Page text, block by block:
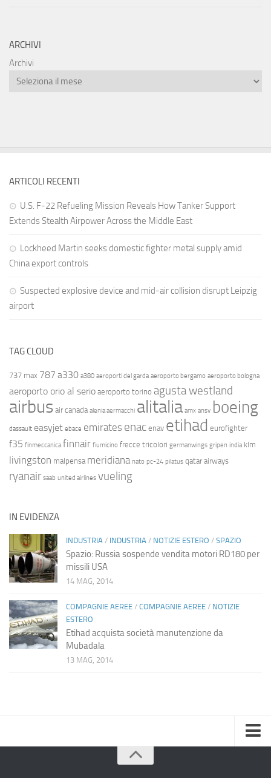
ARCHIVI
Archivi
ARTICOLI RECENTI
U.S. F-22 Refueling Mission Reveals How Tanker Support
Extends Stealth Airpower Across the Middle East
Lockheed Martin seeks domestic fighter metal supply amid
China export controls
Suspected explosive device and mid-air collision disrupt Leipzig
airport
TAG CLOUD
737 max 787 a330 a380 aeroporti del garda aeroporto bergamo aeroporto bologna
aeroporto orio al serio aeroporto torino agusta westland
airbus air canada alenia aermacchi alitalia amx ansv boeing
dassault easyjet ebace emirates enac enav etihad eurofighter
f35 finmeccanica finnair fiumicino frecce tricolori germanwings gripen india klm
livingston malpensa meridiana nato pc-24 pilatus qatar airways
ryanair saab united airlines vueling
IN EVIDENZA
INDUSTRIA / INDUSTRIA / NOTIZIE ESTERO / SPAZIO
Spazio: Russia sospende vendita motori RD180 per
missili USA
14 MAG, 2014
COMPAGNIE AEREE / COMPAGNIE AEREE / NOTIZIE
ESTERO
Etihad acquista società manutenzione da
Mubadala
13 MAG, 2014